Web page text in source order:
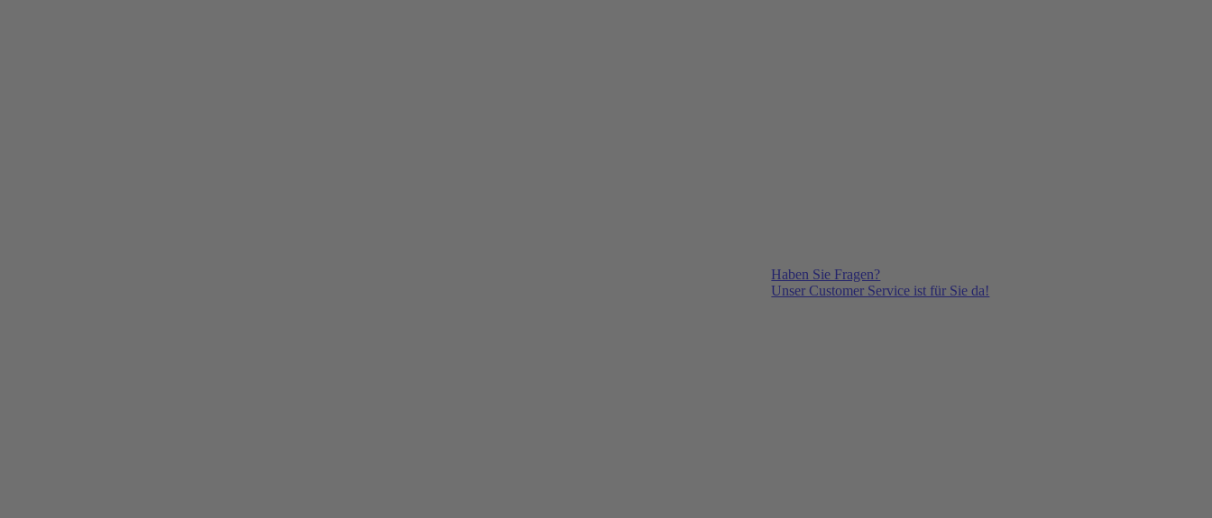
Haben Sie Fragen?
Unser Customer Service ist für Sie da!